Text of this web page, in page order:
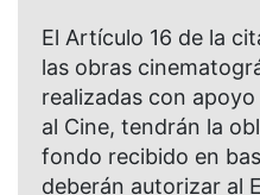
El Artículo 16 de la
las obras
realizadas con
al Cine, tendrán la
fondo recibido en
deberán autorizar al